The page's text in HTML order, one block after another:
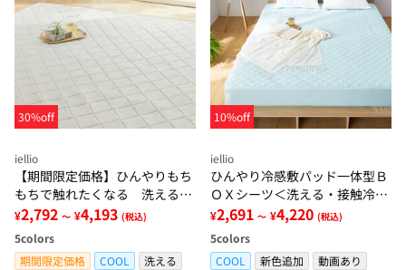
30%off
iellio
【期間限定価格】ひんやりもち
もちで触れたくなる 洗えるラ
グ＜低反発・滑りにくい・接触
冷感・防ダニ・カーペット＞
¥2,792 ～ ¥4,193 (税込)
5colors
期間限定価格
COOL
洗える
10%off
iellio
ひんやり冷感敷パッド一体型Ｂ
ＯＸシーツ＜洗える・接触冷
感・抗菌防臭・時短・家事楽・
ボックスシーツ・寝苦しさ対策
＞
¥2,691 ～ ¥4,220 (税込)
5colors
COOL
新色追加
動画あり